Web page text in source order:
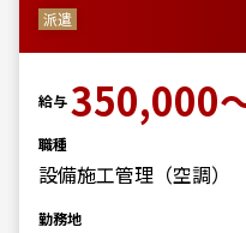
派遣
給与350,000
職種
設備施工管理（空調）
勤務地